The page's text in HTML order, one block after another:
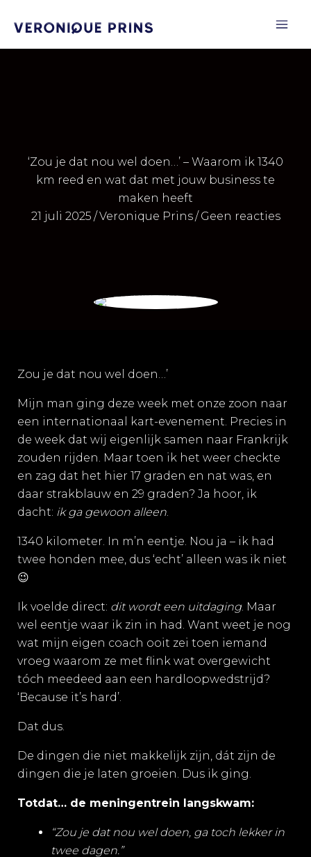
naar
‘Zou je dat nou wel doen…’ – Waarom ik 1340
km reed en wat dat met jouw business te
maken heeft
21 juli 2025 /Veronique Prins/ Geen reacties
Zou je dat nou wel doen…’
Mijn man ging deze week met onze zoon naar
een internationaal kart-evenement. Precies in
de week dat wij eigenlijk samen naar Frankrijk
zouden rijden. Maar toen ik het weer checkte
en zag dat het hier 17 graden en nat was, en
daar strakblauw en 29 graden? Ja hoor, ik
dacht: ik ga gewoon alleen.
1340 kilometer. In m’n eentje. Nou ja – ik had
twee honden mee, dus ‘echt’ alleen was ik niet
😉
Ik voelde direct: dit wordt een uitdaging. Maar
wel eentje waar ik zin in had. Want weet je nog
wat mijn eigen coach ooit zei toen iemand
vroeg waarom ze met flink wat overgewicht
tóch meedeed aan een hardloopwedstrijd?
‘Because it’s hard’.
Dat dus.
De dingen die niet makkelijk zijn, dát zijn de
dingen die je laten groeien. Dus ik ging.
Totdat… de meningentrein langskwam:
“Zou je dat nou wel doen, ga toch lekker in
twee dagen.”